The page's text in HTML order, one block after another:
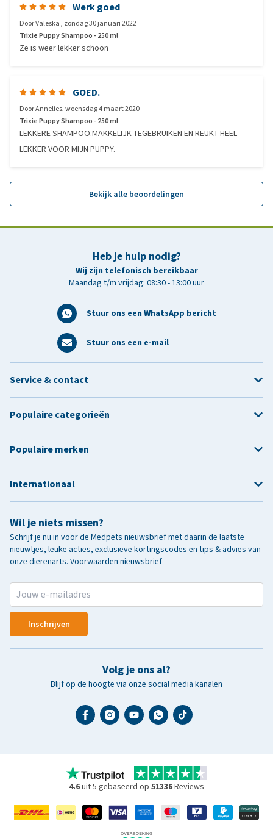
Werk goed
DoorValeska, zondag 30 januari 2022
Trixie Puppy Shampoo - 250 ml
Ze is weer lekker schoon
GOED.
DoorAnnelies,woensdag 4 maart 2020
Trixie Puppy Shampoo - 250 ml
LEKKERE SHAMPOO.MAKKELIJK TEGEBRUIKEN EN REUKT HEEL
LEKKER VOOR MIJN PUPPY.
Bekijk alle beoordelingen
Heb je hulp nodig?
Wij zijn telefonisch bereikbaar
Maandag t/m vrijdag: 08:30 - 13:00 uur
Stuur ons een WhatsApp bericht
Stuur ons een e-mail
Wil je niets missen?
Schrijf je nu in voor de Medpets nieuwsbrief met daarin de laatste
nieuwtjes, leuke acties, exclusieve kortingscodes en tips & advies van
onze dierenarts. Voorwaarden nieuwsbrief
Inschrijven
Volg je ons al?
Blijf op de hoogte via onze social media kanalen
Service & contact
Populaire categorieën
Populaire merken
Internationaal
4.6uit 5 gebaseerd op 51336Reviews